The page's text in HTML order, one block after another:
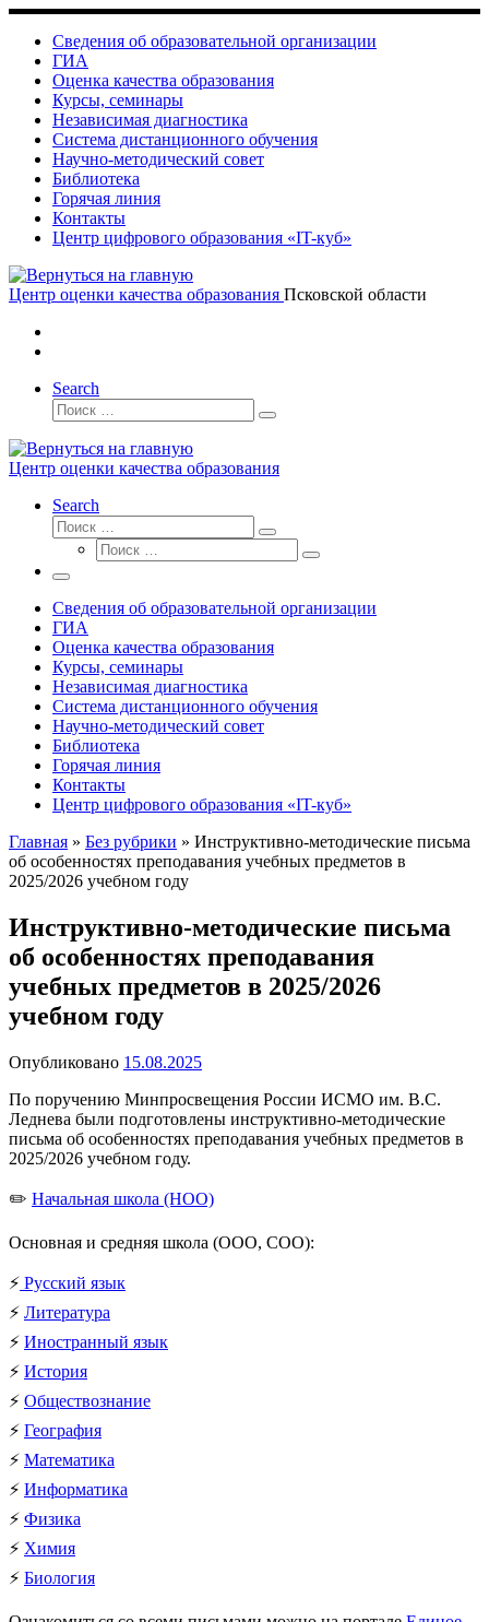
Skip
content
Сведения об образовательной организации
ГИА
Оценка качества образования
Курсы, семинары
Независимая диагностика
Система дистанционного обучения
Научно-методический совет
Библиотека
Горячая линия
Контакты
Центр цифрового образования «IT-куб»
Центр оценки качества образования Псковской области
Search
Поиск
Поиск
Центр оценки качества образования
Search
Поиск
Поиск
Поиск
Поиск
Меню
Сведения об образовательной организации
ГИА
Оценка качества образования
Курсы, семинары
Независимая диагностика
Система дистанционного обучения
Научно-методический совет
Библиотека
Горячая линия
Контакты
Центр цифрового образования «IT-куб»
Главная » Без рубрики » Инструктивно-методические письма
об особенностях преподавания учебных предметов в
2025/2026 учебном году
Инструктивно-методические письма
об особенностях преподавания
учебных предметов в 2025/2026
учебном году
Опубликовано 15.08.2025
По поручению Минпросвещения России ИСМО им. В.С.
Леднева были подготовлены инструктивно-методические
письма об особенностях преподавания учебных предметов в
2025/2026 учебном году.
✏️ Начальная школа (НОО)
Основная и средняя школа (ООО, СОО):
⚡️ Русский язык
⚡️ Литература
⚡️ Иностранный язык
⚡️ История
⚡️ Обществознание
⚡️ География
⚡️ Математика
⚡️ Информатика
⚡️ Физика
⚡️ Химия
⚡️ Биология